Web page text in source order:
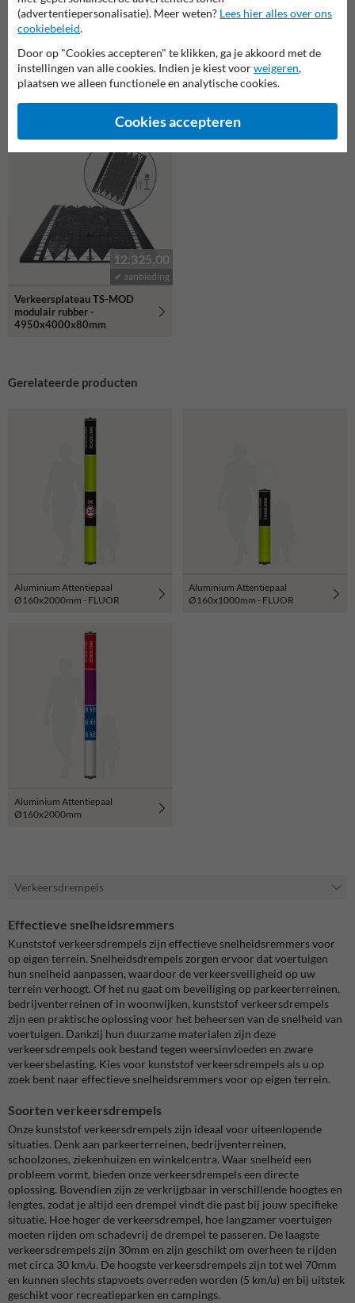
✔ aanbieding
Verkeersdrempel rubber -
middenelement voor zwaar
✔ aanbieding
Verkeersdrempel rubber
eindstuk - voor zwaar
12.325,00
✔ aanbieding
Verkeersplateau TS-MOD
modulair rubber -
4950x4000x80mm
Gerelateerde producten
Aluminium Attentiepaal
Ø160x2000mm - FLUOR
Aluminium Attentiepaal
Ø160x1000mm - FLUOR
Aluminium Attentiepaal
Ø160x2000mm
Verkeersdrempels
Effectieve snelheidsremmers
Kunststof verkeersdrempels zijn effectieve snelheidsremmers voor
op eigen terrein. Snelheidsdrempels zorgen ervoor dat voertuigen
hun snelheid aanpassen, waardoor de verkeersveiligheid op uw
terrein verhoogt. Of het nu gaat om beveiliging op parkeerterreinen,
bedrijventerreinen of in woonwijken, kunststof verkeersdrempels
zijn een praktische oplossing voor het beheersen van de snelheid van
voertuigen. Dankzij hun duurzame materialen zijn deze
verkeersdrempels ook bestand tegen weersinvloeden en zware
verkeersbelasting. Kies voor kunststof verkeersdrempels als u op
zoek bent naar effectieve snelheidsremmers voor op eigen terrein.
Soorten verkeersdrempels
Onze kunststof verkeersdrempels zijn ideaal voor uiteenlopende
situaties. Denk aan parkeerterreinen, bedrijventerreinen,
schoolzones, ziekenhuizen en winkelcentra. Waar snelheid een
probleem vormt, bieden onze verkeersdrempels een directe
oplossing. Bovendien zijn ze verkrijgbaar in verschillende hoogtes en
lengtes, zodat je altijd een drempel vindt die past bij jouw specifieke
situatie. Hoe hoger de verkeersdrempel, hoe langzamer voertuigen
moeten rijden om schadevrij de drempel te passeren. De laagste
verkeersdrempels zijn 30mm en zijn geschikt om overheen te rijden
met circa 30 km/u. De hoogste verkeersdrempels zijn tot wel 70mm
en kunnen slechts stapvoets overreden worden (5 km/u) en bij uitstek
geschikt voor recreatieparken en campings.
(advertentiepersonalisatie). Meer weten? Lees hier alles over ons
cookiebeleid.
Door op "Cookies accepteren" te klikken, ga je akkoord met de
instellingen van alle cookies. Indien je kiest voorweigeren,
plaatsen we alleen functionele en analytische cookies.
Cookies accepteren